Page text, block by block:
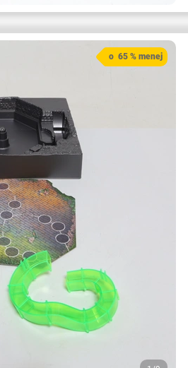
o 65 % menej